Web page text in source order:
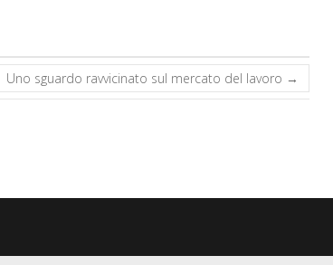
Uno sguardo ravvicinato sul mercato del lavoro →